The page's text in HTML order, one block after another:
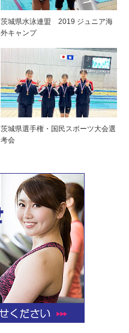
茨城県水泳連盟 2019 ジュニア海
外キャンプ
茨城県選手権・国民スポーツ大会選
考会